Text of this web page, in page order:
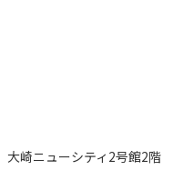
崎ニューシティ2号館2階